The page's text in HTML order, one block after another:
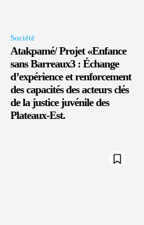
Société
Atakpamé/ Projet «Enfance
sans Barreaux3 : Échange
d’expérience et renforcement
des capacités des acteurs clés
de la justice juvénile des
Plateaux-Est.